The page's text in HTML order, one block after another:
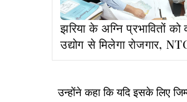
झरिया के अग्नि प्रभावितों
उद्योग से मिलेगा रोजगार,
टीम ने किया दौरा
उन्होंने कहा कि यदि इसके लिए